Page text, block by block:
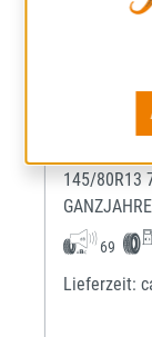
145/80R13
69
Lieferzeit: